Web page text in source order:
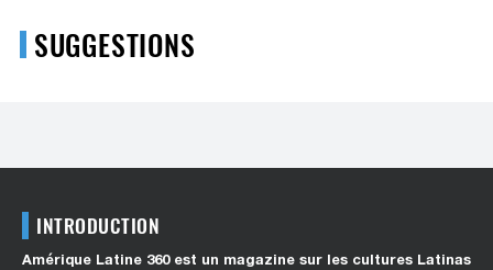
SUGGESTIONS
INTRODUCTION
Amérique Latine 360 est un magazine sur les cultures Latinas